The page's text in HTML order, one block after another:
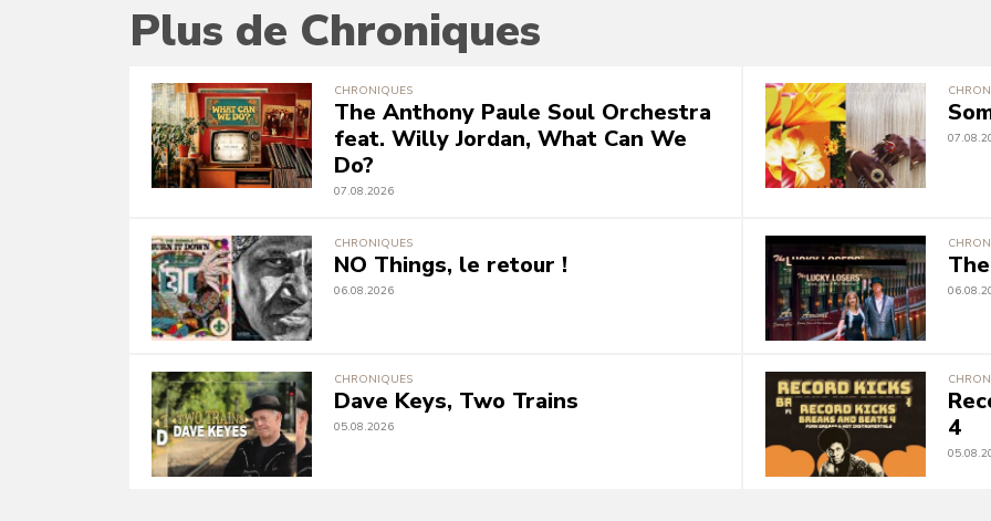
Plus de Chroniques
CHRONIQUES
The Anthony Paule Soul Orchestra
feat. Willy Jordan, What Can We
Do?
07.08.2026
CHRONIQUES
NO Things, le retour !
06.08.2026
CHRONIQUES
Dave Keys, Two Trains
05.08.2026
4